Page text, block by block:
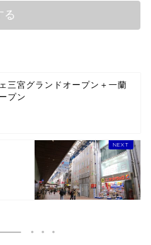
三宮グランドオープン＋一蘭
プン